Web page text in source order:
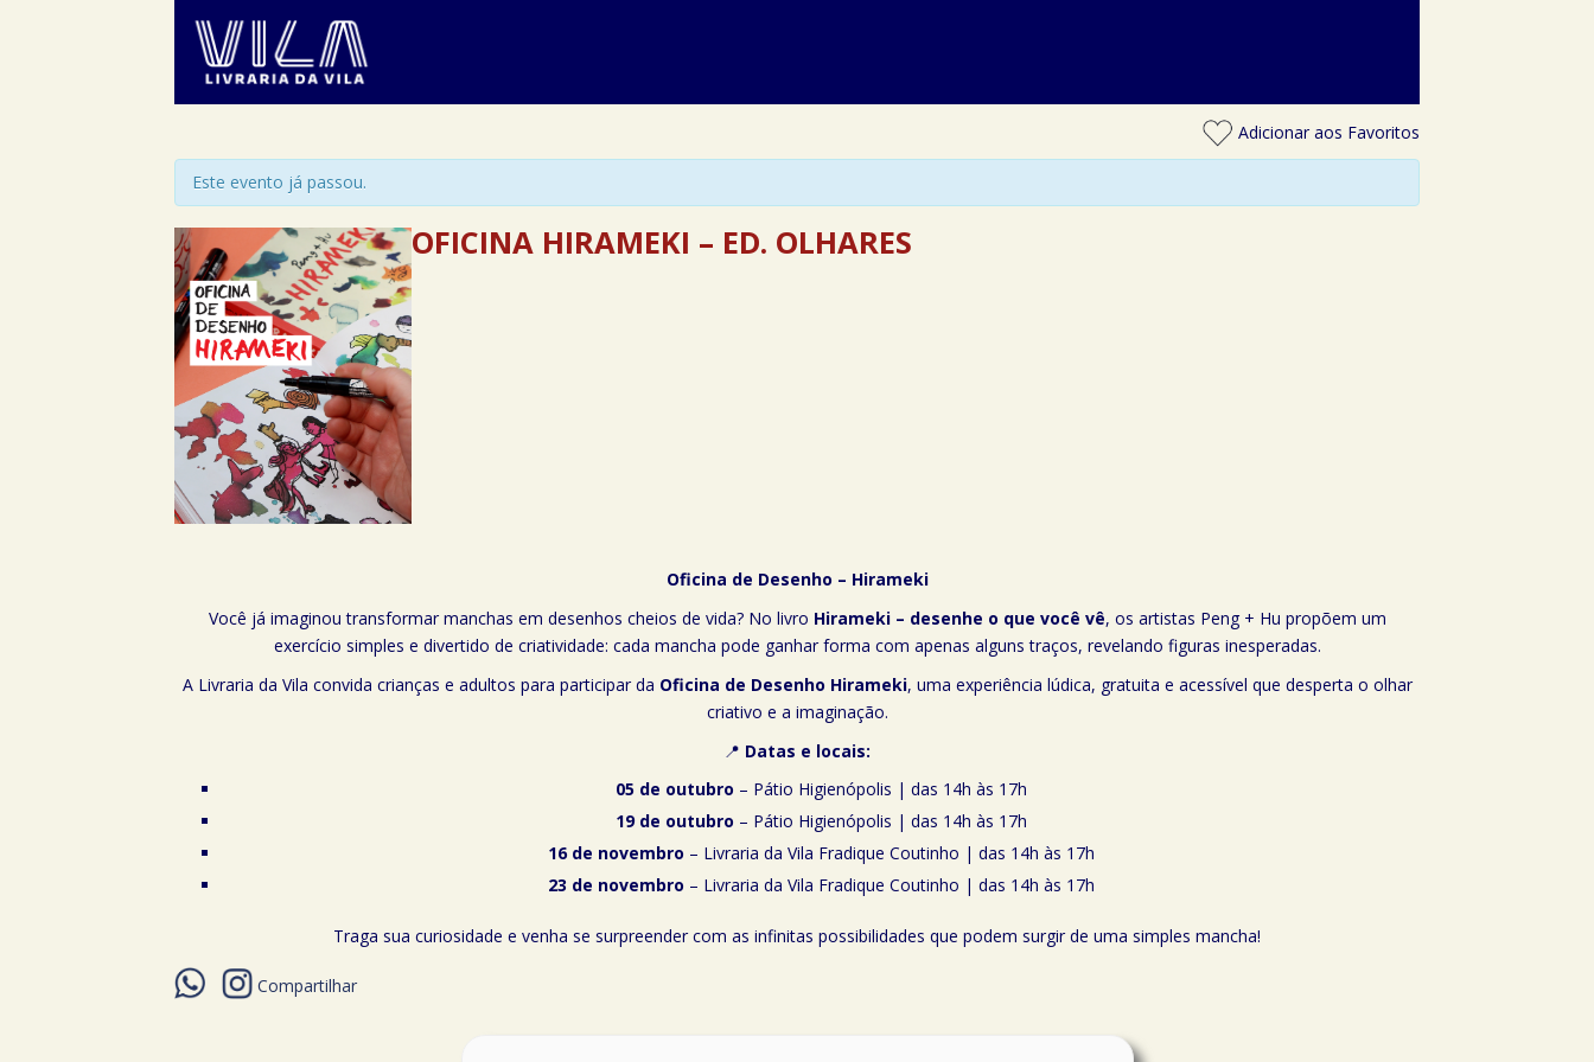
Adicionar aos Favoritos
Este evento já passou.
OFICINA HIRAMEKI – ED. OLHARES
Oficina de Desenho – Hirameki
Você já imaginou transformar manchas em desenhos cheios de vida? No livro Hirameki – desenhe o que você vê, os artistas Peng + Hu propõem um
exercício simples e divertido de criatividade: cada mancha pode ganhar forma com apenas alguns traços, revelando figuras inesperadas.
A Livraria da Vila convida crianças e adultos para participar da Oficina de Desenho Hirameki, uma experiência lúdica, gratuita e acessível que desperta o olhar
criativo e a imaginação.
📍 Datas e locais:
05 de outubro – Pátio Higienópolis | das 14h às 17h
19 de outubro – Pátio Higienópolis | das 14h às 17h
16 de novembro – Livraria da Vila Fradique Coutinho | das 14h às 17h
23 de novembro – Livraria da Vila Fradique Coutinho | das 14h às 17h
Traga sua curiosidade e venha se surpreender com as infinitas possibilidades que podem surgir de uma simples mancha!
Compartilhar